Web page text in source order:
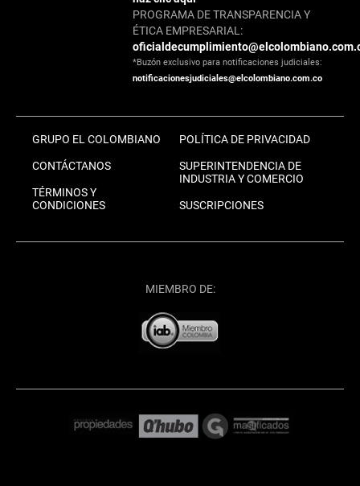
PROGRAMA DE TRANSPARENCIA Y
ÉTICA EMPRESARIAL:
*Buzón exclusivo para notificaciones judiciales:
notificacionesjudiciales@elcolombiano.com.co
GRUPO EL COLOMBIANO
CONTÁCTANOS
TÉRMINOS Y
CONDICIONES
POLÍTICA DE PRIVACIDAD
SUPERINTENDENCIA DE
INDUSTRIA Y COMERCIO
SUSCRIPCIONES
MIEMBRO DE: